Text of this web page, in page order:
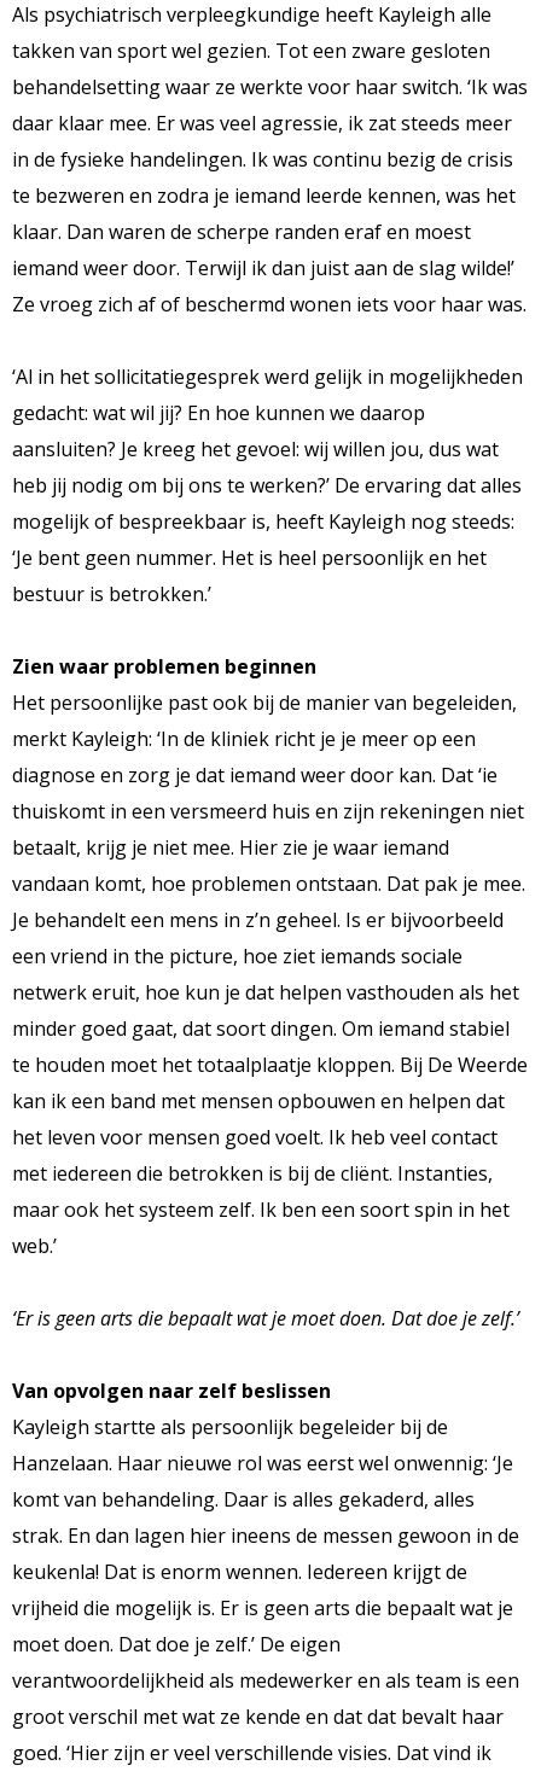
Als psychiatrisch verpleegkundige heeft Kayleigh alle
takken van sport wel gezien. Tot een zware gesloten
behandelsetting waar ze werkte voor haar switch. ‘Ik was
daar klaar mee. Er was veel agressie, ik zat steeds meer
in de fysieke handelingen. Ik was continu bezig de crisis
te bezweren en zodra je iemand leerde kennen, was het
klaar. Dan waren de scherpe randen eraf en moest
iemand weer door. Terwijl ik dan juist aan de slag wilde!’
Ze vroeg zich af of beschermd wonen iets voor haar was.
‘Al in het sollicitatiegesprek werd gelijk in mogelijkheden
gedacht: wat wil jij? En hoe kunnen we daarop
aansluiten? Je kreeg het gevoel: wij willen jou, dus wat
heb jij nodig om bij ons te werken?’ De ervaring dat alles
mogelijk of bespreekbaar is, heeft Kayleigh nog steeds:
‘Je bent geen nummer. Het is heel persoonlijk en het
bestuur is betrokken.’
Zien waar problemen beginnen
Het persoonlijke past ook bij de manier van begeleiden,
merkt Kayleigh: ‘In de kliniek richt je je meer op een
diagnose en zorg je dat iemand weer door kan. Dat ‘ie
thuiskomt in een versmeerd huis en zijn rekeningen niet
betaalt, krijg je niet mee. Hier zie je waar iemand
vandaan komt, hoe problemen ontstaan. Dat pak je mee.
Je behandelt een mens in z’n geheel. Is er bijvoorbeeld
een vriend in the picture, hoe ziet iemands sociale
netwerk eruit, hoe kun je dat helpen vasthouden als het
minder goed gaat, dat soort dingen. Om iemand stabiel
te houden moet het totaalplaatje kloppen. Bij De Weerde
kan ik een band met mensen opbouwen en helpen dat
het leven voor mensen goed voelt. Ik heb veel contact
met iedereen die betrokken is bij de cliënt. Instanties,
maar ook het systeem zelf. Ik ben een soort spin in het
web.’
‘Er is geen arts die bepaalt wat je moet doen. Dat doe je zelf.’
Van opvolgen naar zelf beslissen
Kayleigh startte als persoonlijk begeleider bij de
Hanzelaan. Haar nieuwe rol was eerst wel onwennig: ‘Je
komt van behandeling. Daar is alles gekaderd, alles
strak. En dan lagen hier ineens de messen gewoon in de
keukenla! Dat is enorm wennen. Iedereen krijgt de
vrijheid die mogelijk is. Er is geen arts die bepaalt wat je
moet doen. Dat doe je zelf.’ De eigen
verantwoordelijkheid als medewerker en als team is een
groot verschil met wat ze kende en dat dat bevalt haar
goed. ‘Hier zijn er veel verschillende visies. Dat vind ik